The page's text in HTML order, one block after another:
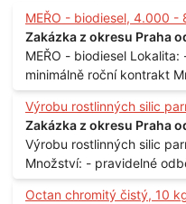
MEŘO - biodiesel, 4.000 -
Zakázka z okresu Praha
MEŘO - biodiesel Lokalita: - Praha Termín: - průběžně,
minimálně roční kontrakt Množství: - 4.000 - 8.000 tun
měsíčně
Výrobu rostlinných silic
Zakázka z okresu Praha
Výrobu rostlinných silic parní destilací
Množství: - pravidelné
až 1 l
Octan chromitý čistý, 10